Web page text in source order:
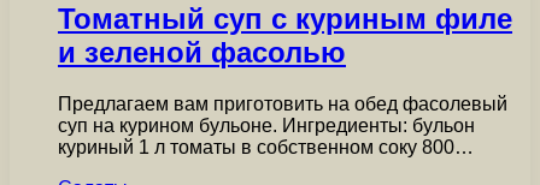
Томатный суп с куриным филе
и зеленой фасолью
Предлагаем вам приготовить на обед фасолевый
суп на курином бульоне. Ингредиенты: бульон
куриный 1 л томаты в собственном соку 800…